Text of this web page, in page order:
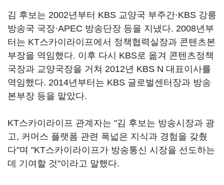
김 후보는 2002년부터 KBS 교양국 부주간·KBS 강릉
방송국 국장·APEC 방송단장 등을 지냈다. 2008년부
터는 KT스카이라이프에서 정책협력실장과 콘텐츠본
부장을 역임했다. 이후 다시 KBS로 옮겨 콘텐츠정책
국장과 교양국장을 거쳐 2012년 KBS N 대표이사를
역임했다. 2014년부터는 KBS 글로벌센터장과 방송
본부장 등을 맡았다.
KT스카이라이프 관계자는 "김 후보는 방송시장과 광
고, 커머스 플랫폼 관련 폭넓은 지식과 경험을 갖췄
다"며 "KT스카이라이프가 방송통신 시장을 선도하는
데 기여할 것"이라고 말했다.